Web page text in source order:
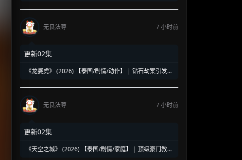
无良法尊 7 小时前
更新02集
《龙婆虎》 (2026) 【泰国/剧情/动作】 | 钻石劫案引发的
无良法尊 7 小时前
更新02集
《天空之城》 (2026) 【泰国/剧情/家庭】 | 顶级豪门教育